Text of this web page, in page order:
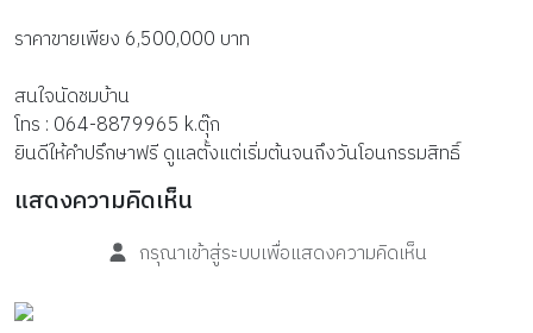
ราคาขายเพียง 6,500,000 บาท
สนใจนัดชมบ้าน
โทร : 064-8879965 k.ตุ๊ก
ยินดีให้คำปรึกษาฟรี ดูแลตั้งแต่เริ่มต้นจนถึงวันโอนกรรมสิทธิ์
แสดงความคิดเห็น
กรุณาเข้าสู่ระบบเพื่อแสดงความคิดเห็น